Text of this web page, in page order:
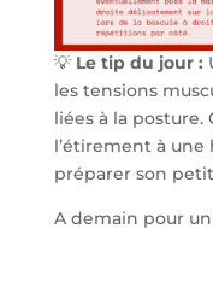
💡 Le tip du jour :
les tensions
liées à la posture.
l’étirement à
préparer son
A demain pour